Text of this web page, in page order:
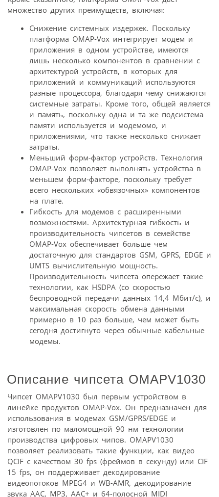
множество других преимуществ, включая:
Снижение системных издержек. Поскольку
платформа OMAP-Vox интегрирует модем и
приложения в одном устройстве, имеются
лишь несколько компонентов в сравнении с
архитектурой устройств, в которых для
приложений и коммуникаций используются
разные процессора, благодаря чему снижаются
системные затраты. Кроме того, общей является
и память, поскольку одна и та же подсистема
памяти используется и модемомо, и
приложениями, что также несколько снижает
затраты.
Меньший форм-фактор устройств. Технология
OMAP-Vox позволяет выполнять устройства в
меньшем форм-факторе, поскольку требует
всего нескольких «обвязочных» компонентов
на плате.
Гибкость для модемов с расширенными
возможностями. Архитектурная гибкость и
производительность чипсетов в семействе
OMAP-Vox обеспечивает больше чем
достаточную для стандартов GSM, GPRS, EDGE и
UMTS вычислительную мощность.
Производительность чипсета опережает такие
технологии, как HSDPA (со скоростью
беспроводной передачи данных 14,4 Мбит/с), и
максимальная скорость обмена данными
примерно в 10 раз больше, чем может быть
сегодня достигнуто через обычные кабельные
модемы.
Описание чипсета OMAPV1030
Чипсет OMAPV1030 был первым устройством в
линейке продуктов OMAP-Vox. Он предназначен для
использования в модемах GSM/GPRS/EDGE и
изготовлен по маломощной 90 нм технологии
производства цифровых чипов. OMAPV1030
позволяет реализовать такие функции, как видео
QCIF с качеством 30 fps (фреймов в секунду) или CIF
15 fps, он поддерживает декодирование
видеопотоков MPEG4 и WB-AMR, декодирование
звука AAC, MP3, AAC+ и 64-полосной MIDI